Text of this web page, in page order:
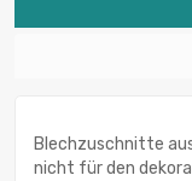
Blechzuschnitte
nicht für den